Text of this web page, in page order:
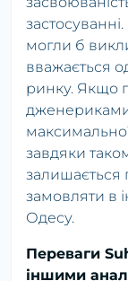
могли б
вважається
ринку. Якщо
завдяки
замовляти в
Одесу.
Переваги
іншими